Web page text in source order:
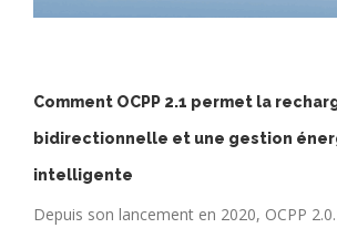
Comment OCPP 2.1 permet la
bidirectionnelle et une gestion
intelligente
Depuis son lancement en 2020, OCPP